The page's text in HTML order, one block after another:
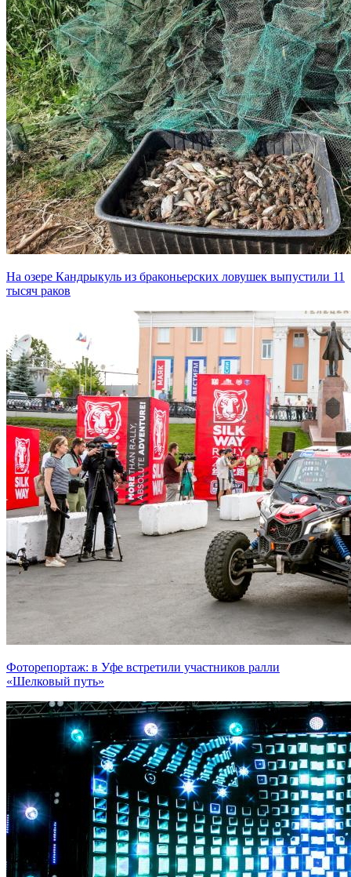
На озере Кандрыкуль из браконьерских ловушек выпустили 11
тысяч раков
Фоторепортаж: в Уфе встретили участников ралли
«Шелковый путь»